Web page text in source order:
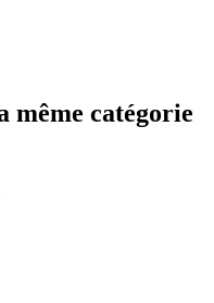
même catégorie